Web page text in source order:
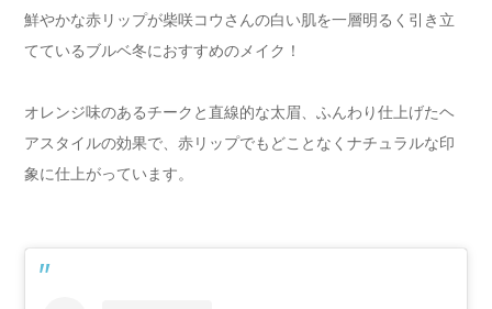
鮮やかな赤リップが柴咲コウさんの白い肌を一層明るく引き立
てているブルベ冬におすすめのメイク！
オレンジ味のあるチークと直線的な太眉、ふんわり仕上げたヘ
アスタイルの効果で、赤リップでもどことなくナチュラルな印
象に仕上がっています。